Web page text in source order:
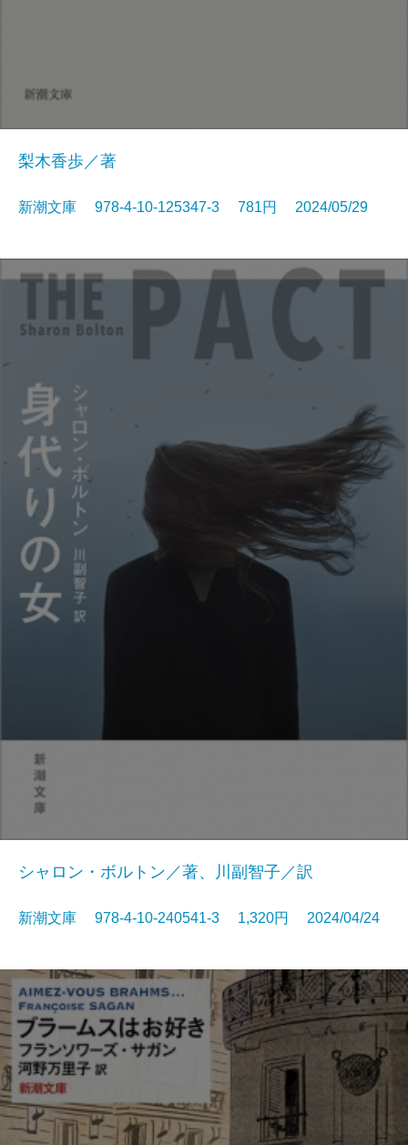
梨木香歩／著
新潮文庫 978-4-10-125347-3 781円 2024/05/29
シャロン・ボルトン／著、川副智子／訳
新潮文庫 978-4-10-240541-3 1,320円 2024/04/24